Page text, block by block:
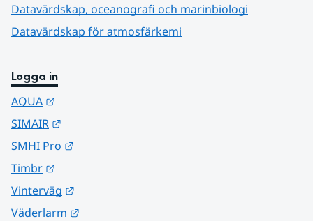
Datavärdskap, oceanografi och marinbiologi
Datavärdskap för atmosfärkemi
Logga in
AQUA
SIMAIR
SMHI Pro
Timbr
Vinterväg
Väderlarm